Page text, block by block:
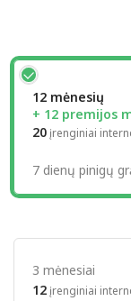
12 mėnesių
+ 12 premijos
20 įrenginiai
7 dienų pinigų
3 mėnesiai
12 įrenginiai